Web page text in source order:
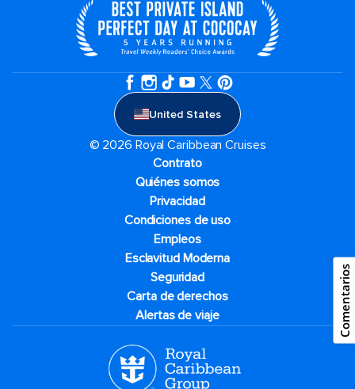
United States
© 2026 Royal Caribbean Cruises
Contrato
Quiénes somos
Privacidad
Condiciones de uso
Empleos
Esclavitud Moderna
Seguridad
Carta de derechos
Alertas de viaje
Comentarios